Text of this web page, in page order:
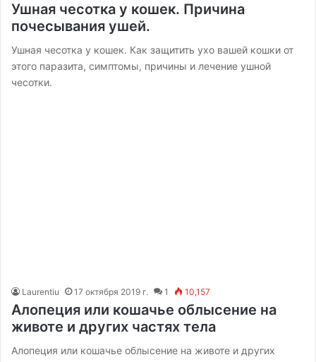
Ушная чесотка у кошек. Причина
почесывания ушей.
Ушная чесотка у кошек. Как защитить ухо вашей кошки от
этого паразита, симптомы, причины и лечение ушной
чесотки.
Laurentiu 17 октября 2019 г. 1 10,157
Алопеция или кошачье облысение на
животе и других частях тела
Алопеция или кошачье облысение на животе и других